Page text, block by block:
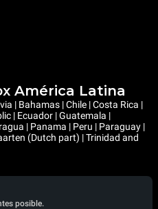
América Latina
| Bahamas | Chile | Costa Rica |
| Ecuador | Guatemala |
| Panama | Peru | Paraguay |
(Dutch part) | Trinidad and
posible.